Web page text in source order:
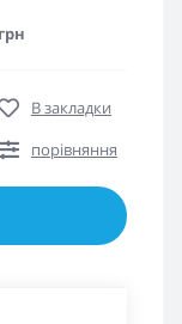
В закладки
порівняння